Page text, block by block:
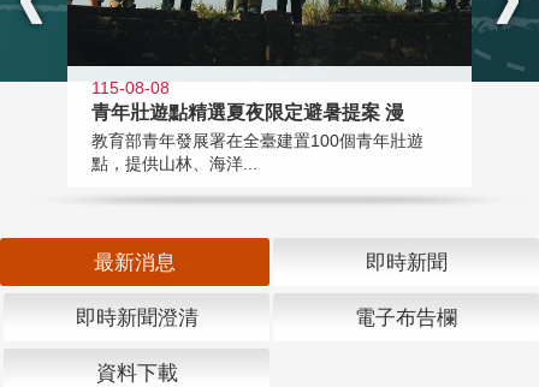
115-08-08
青年壯遊點精選夏夜限定避暑提案 漫
教育部青年發展署在全臺建置100個青年壯遊
點，提供山林、海洋...
最新消息 即時新聞
即時新聞澄清 電子布告欄
資料下載